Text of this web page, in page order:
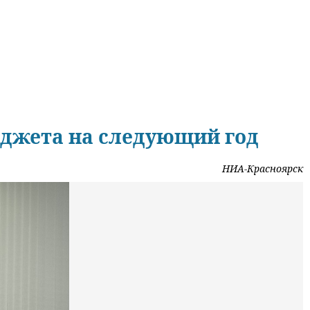
на следующий год
НИА-Красноярск